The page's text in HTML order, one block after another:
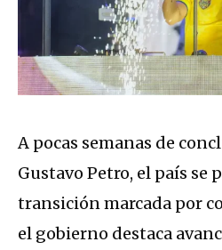
A pocas semanas de
Gustavo Petro, el país se
transición marcada por
el gobierno destaca